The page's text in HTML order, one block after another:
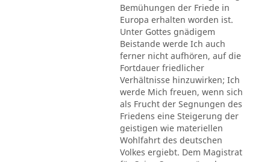
Bemühungen der Friede in
Europa erhalten worden ist.
Unter Gottes gnädigem
Beistande werde Ich auch
ferner nicht aufhören, auf die
Fortdauer friedlicher
Verhältnisse hinzuwirken; Ich
werde Mich freuen, wenn sich
als Frucht der Segnungen des
Friedens eine Steigerung der
geistigen wie materiellen
Wohlfahrt des deutschen
Volkes ergiebt. Dem Magistrat